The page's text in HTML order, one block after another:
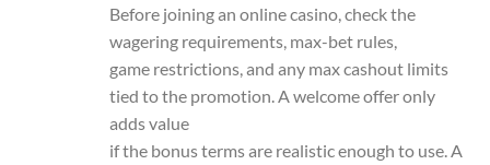
Before joining an online casino, check the
wagering requirements, max-bet rules,
game restrictions, and any max cashout limits
tied to the promotion. A welcome offer only
adds value
if the bonus terms are realistic enough to use. A